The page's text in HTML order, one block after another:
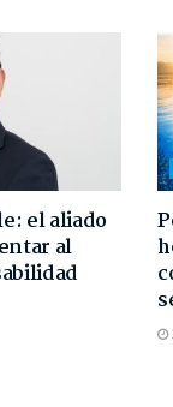
el aliado
al